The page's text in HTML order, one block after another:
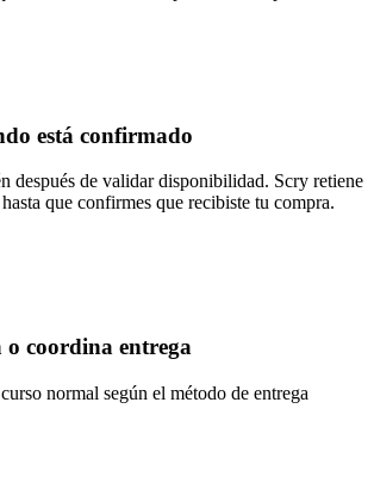
está confirmado
después de validar disponibilidad. Scry retiene
que confirmes que recibiste tu compra.
coordina entrega
normal según el método de entrega